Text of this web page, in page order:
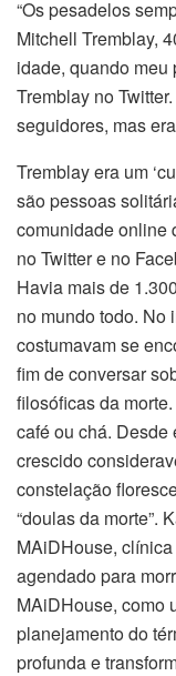
“Os pesadelos
Mitchell Tremblay,
idade, quando meu
Tremblay no
seguidores, mas
Tremblay era um
são pessoas
comunidade online
no Twitter e no
Havia mais de
no mundo todo. No
costumavam se
fim de conversar
filosóficas da
café ou chá. Desde
crescido
constelação
“doulas da morte”.
MAiDHouse,
agendado para
MAiDHouse, como
planejamento do
profunda e